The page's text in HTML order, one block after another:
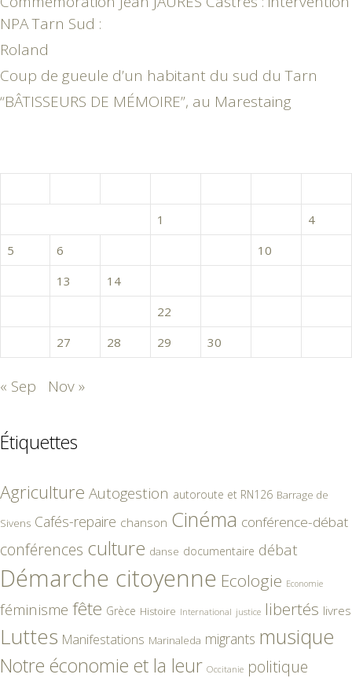
NPA Tarn Sud :
Roland
Coup de gueule d’un habitant du sud du Tarn
“BÂTISSEURS DE MÉMOIRE”, au Marestaing
1
4
5
6 10
13 14
22
27 28 29 30
« Sep Nov »
Étiquettes
Agriculture Autogestion autoroute et RN126 Barrage de
Sivens Cafés-repaire chanson Cinéma conférence-débat
conférences culture danse documentaire débat
Démarche citoyenne Ecologie Economie
féminisme fête Grèce Histoire International justice libertés livres
Luttes Manifestations Marinaleda migrants musique
Notre économie et la leur Occitanie politique